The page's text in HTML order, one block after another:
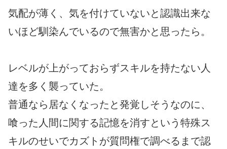
気配が薄く、気を付けていないと認識出来な
いほど馴染んでいるので無害かと思ったら。
レベルが上がっておらずスキルを持たない人
達を多く襲っていた。
普通なら居なくなったと発覚しそうなのに、
喰った人間に関する記憶を消すという特殊ス
キルのせいでカズトが質問権で調べるまで認